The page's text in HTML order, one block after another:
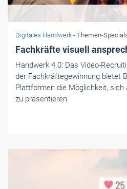
Digitales Handwerk - Themen-
Fachkräfte visuell
Handwerk 4.0: Das Video-
der Fachkräftegewinnung bietet
Plattformen die Möglichkeit,
zu präsentieren.